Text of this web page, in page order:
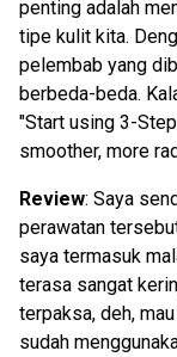
penting adalah
tipe kulit kita.
pelembab yang
berbeda-beda.
"Start using 3-
smoother, more
Review: Saya
perawatan
saya termasuk
terasa sangat
terpaksa, deh,
sudah